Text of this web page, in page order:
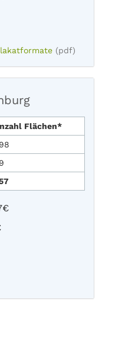
(pdf)
Flächen*